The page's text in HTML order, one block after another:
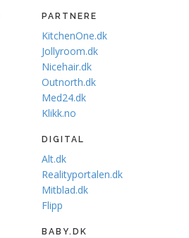
PARTNERE
KitchenOne.dk
Jollyroom.dk
Nicehair.dk
Outnorth.dk
Med24.dk
Klikk.no
DIGITAL
Alt.dk
Realityportalen.dk
Mitblad.dk
Flipp
BABY.DK